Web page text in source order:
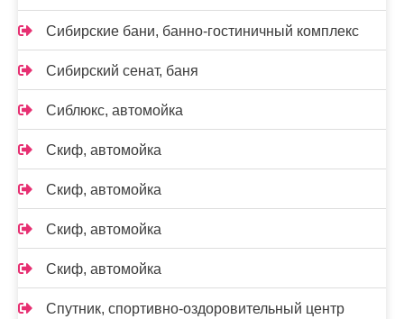
Сибирские бани, банно-гостиничный комплекс
Сибирский сенат, баня
Сиблюкс, автомойка
Скиф, автомойка
Скиф, автомойка
Скиф, автомойка
Скиф, автомойка
Спутник, спортивно-оздоровительный центр